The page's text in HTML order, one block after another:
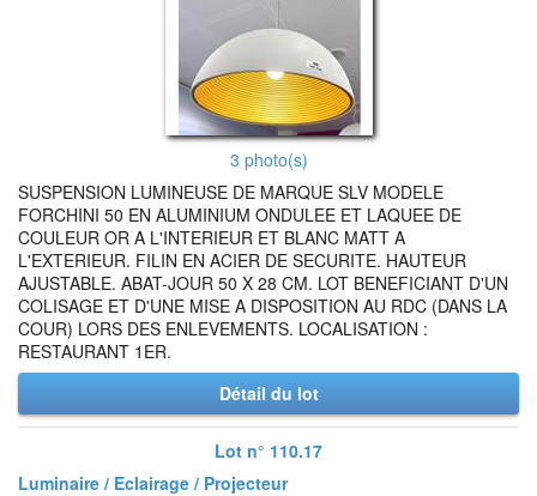
3 photo(s)
SUSPENSION LUMINEUSE DE MARQUE SLV MODELE
FORCHINI 50 EN ALUMINIUM ONDULEE ET LAQUEE DE
COULEUR OR A L'INTERIEUR ET BLANC MATT A
L'EXTERIEUR. FILIN EN ACIER DE SECURITE. HAUTEUR
AJUSTABLE. ABAT-JOUR 50 X 28 CM. LOT BENEFICIANT D'UN
COLISAGE ET D'UNE MISE A DISPOSITION AU RDC (DANS LA
COUR) LORS DES ENLEVEMENTS. LOCALISATION :
RESTAURANT 1ER.
Détail du lot
Lot n° 110.17
Luminaire / Eclairage / Projecteur